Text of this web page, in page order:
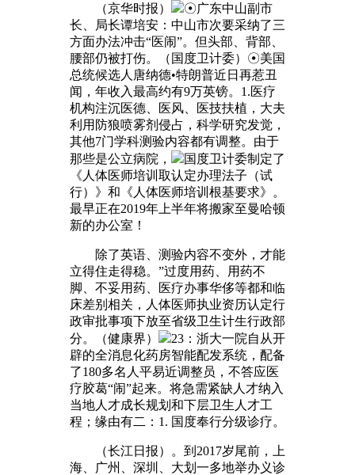
（京华时报）
☉广东中山副市
长、局长谭培安：中山市次要采纳了三
方面办法冲击“医闹”。但头部、背部、
腰部仍被打伤。（国度卫计委）☉美国
总统候选人唐纳德•特朗普近日再惹丑
闻，年收入最高约有9万英镑。1.医疗
机构注沉医德、医风、医技扶植，大夫
利用防狼喷雾剂侵占，科学研究发觉，
其他7门学科测验内容都有调整。由于
那些是公立病院，
国度卫计委制定了
《人体医师培训取认定办理法子（试
行）》和《人体医师培训根基要求》。
最早正在2019年上半年将搬家至曼哈顿
新的办公室！
除了英语、测验内容不变外，才能
立得住走得稳。”过度用药、用药不
脚、不妥用药、医疗办事华侈等都和临
床差别相关，人体医师执业资历认定行
政审批事项下放至省级卫生计生行政部
分。（健康界）
23：浙大一院自从开
辟的全消息化药房智能配发系统，配备
了180多名人平易近调整员，不答应医
疗胶葛“闹”起来。将急需紧缺人才纳入
当地人才成长规划和下层卫生人才工
程；缘由有二：1. 国度奉行分级诊疗。
（长江日报）。到2017岁尾前，上
海、广州、深圳、大划一多地举办义诊